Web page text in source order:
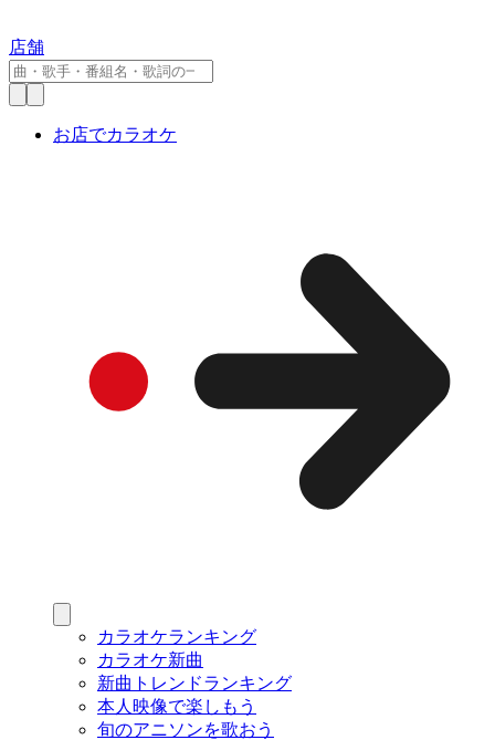
店舗
お店でカラオケ
カラオケランキング
カラオケ新曲
新曲トレンドランキング
本人映像で楽しもう
旬のアニソンを歌おう